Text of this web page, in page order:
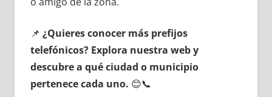
📌 ¿Quieres conocer mа́s prefijos
telefónicos? Explora nuestra web у
descubre а qué ciudad ο municipio
pertenece cada uno. 😊📞